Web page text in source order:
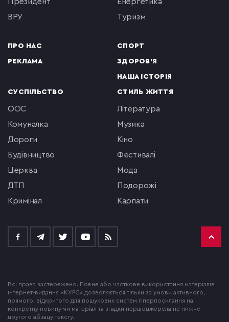
ВРУ
ПРО НАС
РЕКЛАМА
туризм
СПОРТ
ЗДОРОВ'Я
НАША ІСТОРІЯ
СУСПІЛЬСТВО
ООС
комуналка
Дороги
будівництво
церква
ДТП
кримінал
СТИЛЬ ЖИТТЯ
література
музика
кіно
фестивалі
мода
подорожі
Карпати
Всі права застережено. Повне або часткове використання матеріалів
інтернет-видання «КУРС» дозволяється тільки за умови активного,
прямого, відкритого для пошукових систем гіперпосилання на
конкретну новину чи матеріал та згадки першоджерела не нижче
другого абзацу тексту.